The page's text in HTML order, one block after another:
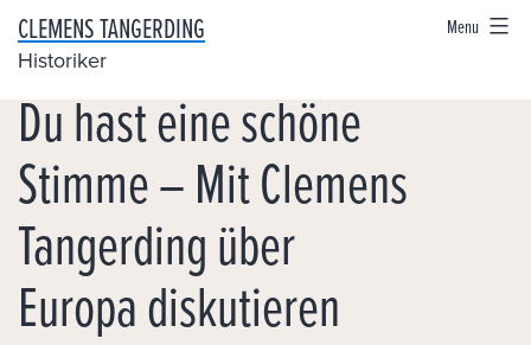
Skip
content
CLEMENS TANGERDING
Historiker
Menu
Du hast eine schöne
Stimme – Mit Clemens
Tangerding über
Europa diskutieren